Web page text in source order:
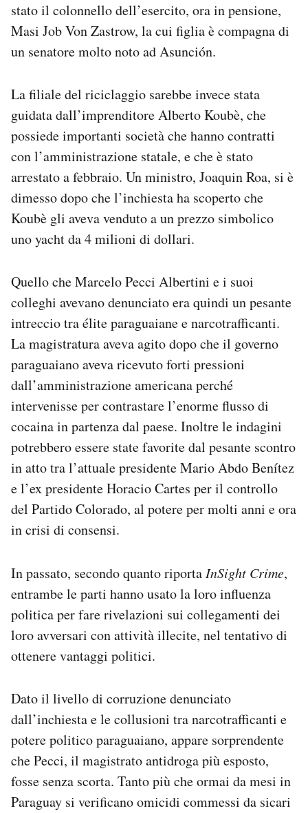
stato il colonnello dell’esercito, ora in pensione,
Masi Job Von Zastrow, la cui figlia è compagna di
un senatore molto noto ad Asunción.
La filiale del riciclaggio sarebbe invece stata
guidata dall’imprenditore Alberto Koubè, che
possiede importanti società che hanno contratti
con l’amministrazione statale, e che è stato
arrestato a febbraio. Un ministro, Joaquin Roa, si è
dimesso dopo che l’inchiesta ha scoperto che
Koubè gli aveva venduto a un prezzo simbolico
uno yacht da 4 milioni di dollari.
Quello che Marcelo Pecci Albertini e i suoi
colleghi avevano denunciato era quindi un pesante
intreccio tra élite paraguaiane e narcotrafficanti.
La magistratura aveva agito dopo che il governo
paraguaiano aveva ricevuto forti pressioni
dall’amministrazione americana perché
intervenisse per contrastare l’enorme flusso di
cocaina in partenza dal paese. Inoltre le indagini
potrebbero essere state favorite dal pesante scontro
in atto tra l’attuale presidente Mario Abdo Benítez
e l’ex presidente Horacio Cartes per il controllo
del Partido Colorado, al potere per molti anni e ora
in crisi di consensi.
In passato, secondo quanto riportaInSight Crime,
entrambe le parti hanno usato la loro influenza
politica per fare rivelazioni sui collegamenti dei
loro avversari con attività illecite, nel tentativo di
ottenere vantaggi politici.
Dato il livello di corruzione denunciato
dall’inchiesta e le collusioni tra narcotrafficanti e
potere politico paraguaiano, appare sorprendente
che Pecci, il magistrato antidroga più esposto,
fosse senza scorta. Tanto più che ormai da mesi in
Paraguay si verificano omicidi commessi da sicari